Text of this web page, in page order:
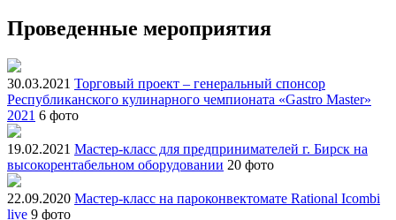
Проведенные мероприятия
30.03.2021 Торговый проект – генеральный спонсор
Республиканского кулинарного чемпионата «Gastro Master»
2021 6 фото
19.02.2021 Мастер-класс для предпринимателей г. Бирск на
высокорентабельном оборудовании 20 фото
22.09.2020 Мастер-класс на пароконвектомате Rational Icombi
live 9 фото